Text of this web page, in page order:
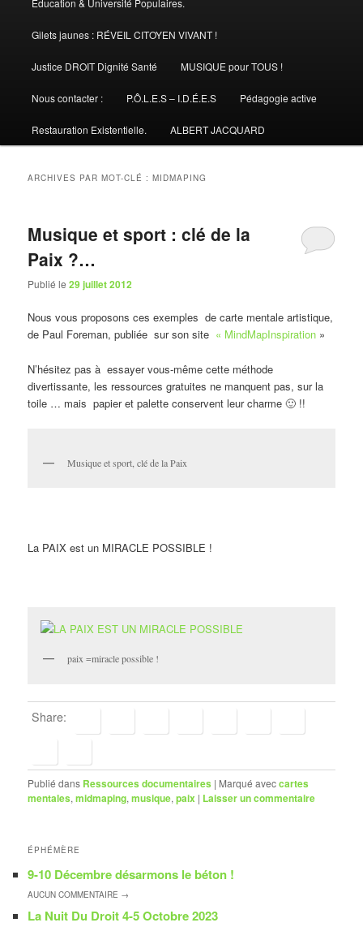
Gilets jaunes : RÉVEIL CITOYEN VIVANT !
Justice DROIT Dignité Santé MUSIQUE pour TOUS !
Nous contacter : P.Ô.L.E.S – I.D.É.E.S Pédagogie active
Restauration Existentielle. ALBERT JACQUARD
ARCHIVES PAR MOT-CLÉ :MIDMAPING
Musique et sport : clé de la
Paix ?…
Publié le29 juillet 2012
Nous vous proposons ces exemples de carte mentale artistique,
de Paul Foreman, publiée sur son site « MindMapInspiration »
N’hésitez pas à essayer vous-même cette méthode
divertissante, les ressources gratuites ne manquent pas, sur la
toile … mais papier et palette conservent leur charme 🙂 !!
Musique et sport, clé de la Paix
La PAIX est un MIRACLE POSSIBLE !
paix =miracle possible !
Share:
Publié dans Ressources documentaires | Marqué aveccartes
mentales,midmaping,musique,paix | Laisser un commentaire
ÉPHÉMÈRE
9-10 Décembre désarmons le béton !
AUCUNCOMMENTAIRE →
La Nuit Du Droit 4-5 Octobre 2023